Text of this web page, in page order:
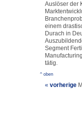
Auslöser der
einem
Durach in
Segment
tätig.
^ oben
« vorherige